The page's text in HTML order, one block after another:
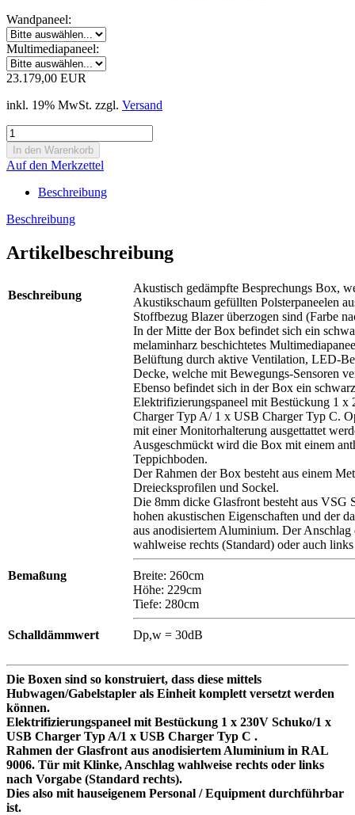
Wandpaneel:
Multimediapaneel:
23.179,00 EUR
inkl. 19% MwSt. zzgl. Versand
Auf den Merkzettel
Beschreibung
Beschreibung
Artikelbeschreibung
Beschreibung
Akustisch gedämpfte Besprechungs Box,
Akustikschaum gefüllten Polsterpaneelen
Stoffbezug Blazer überzogen sind (Farbe
In der Mitte der Box befindet sich ein
melaminharz beschichtetes
Belüftung durch aktive Ventilation, LED-
Decke, welche mit Bewegungs-Sensoren
Ebenso befindet sich in der Box ein
Elektrifizierungspaneel mit Bestückung 1
Charger Typ A/ 1 x USB Charger Typ C.
mit einer Monitorhalterung ausgettattet
Ausgeschmückt wird die Box mit einem
Teppichboden.
Der Rahmen der Box besteht aus einem
Dreiecksprofilen und Sockel.
Die 8mm dicke Glasfront besteht aus VSG
hohen akustischen Eigenschaften und der
aus anodisiertem Aluminium. Der Anschlag
wahlweise rechts (Standard) oder auch
Bemaßung
Breite: 260cm
Höhe: 229cm
Tiefe: 280cm
Schalldämmwert Dp,w = 30dB
Die Boxen sind so konstruiert, dass diese mittels
Hubwagen/Gabelstapler als Einheit komplett versetzt werden
können.
Elektrifizierungspaneel mit Bestückung 1 x 230V Schuko/1 x
USB Charger Typ A/1 x USB Charger Typ C .
Rahmen der Glasfront aus anodisiertem Aluminium in RAL
9006. Tür mit Klinke, Anschlag wahlweise rechts oder links
nach Vorgabe (Standard rechts).
Dies also mit hauseigenem Personal / Equipment durchführbar
ist.